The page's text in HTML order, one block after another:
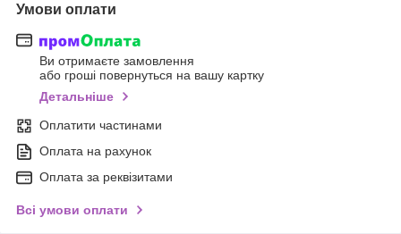
Умови оплати
Ви отримаєте замовлення
або гроші повернуться на вашу картку
Детальніше
Оплатити частинами
Оплата на рахунок
Оплата за реквізитами
Всі умови оплати